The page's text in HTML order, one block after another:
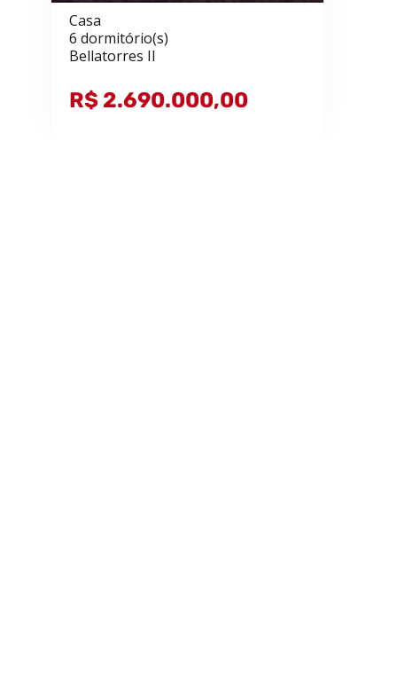
Casa
6 dormitório(s)
Bellatorres II
R$ 2.690.000,00